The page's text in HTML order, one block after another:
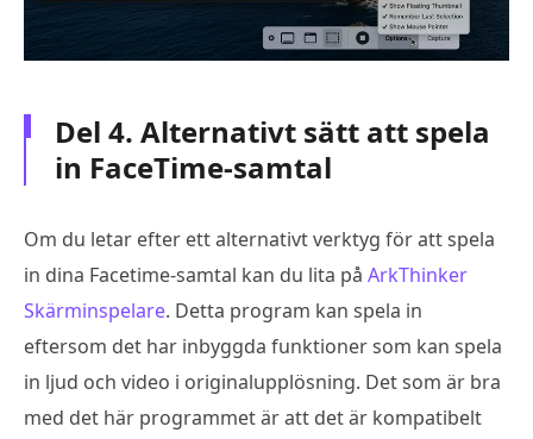
Del 4. Alternativt sätt att spela
in FaceTime-samtal
Om du letar efter ett alternativt verktyg för att spela
in dina Facetime-samtal kan du lita på ArkThinker
Skärminspelare. Detta program kan spela in
eftersom det har inbyggda funktioner som kan spela
in ljud och video i originalupplösning. Det som är bra
med det här programmet är att det är kompatibelt